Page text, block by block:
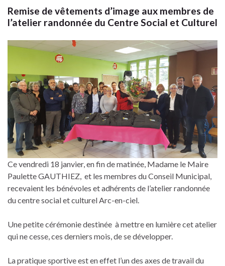
Remise de vêtements d’image aux membres de
l’atelier randonnée du Centre Social et Culturel
Ce vendredi 18 janvier, en fin de matinée, Madame le Maire
Paulette GAUTHIEZ, et les membres du Conseil Municipal,
recevaient les bénévoles et adhérents de l’atelier randonnée
du centre social et culturel Arc-en-ciel.
Une petite cérémonie destinée à mettre en lumière cet atelier
qui ne cesse, ces derniers mois, de se développer.
La pratique sportive est en effet l’un des axes de travail du